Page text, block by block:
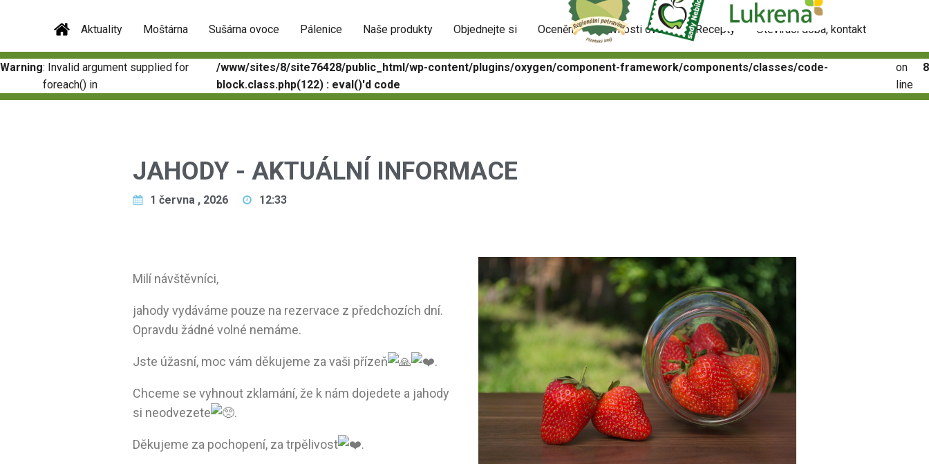
Aktuality Moštárna Sušárna ovoce Pálenice Naše produkty Objednejte si Ocenění Slavnosti ovoce Recepty Otevírací doba, kontakt
Warning: Invalid argument supplied for
foreach() in
/www/sites/8/site76428/public_html/wp-content/plugins/oxygen/component-framework/components/classes/code-
block.class.php(122) : eval()'d code
on
line
8
JAHODY - AKTUÁLNÍ INFORMACE
1 června , 2026 12:33
Milí návštěvníci,
jahody vydáváme pouze na rezervace z předchozích dní.
Opravdu žádné volné nemáme.
Jste úžasní, moc vám děkujeme za vaši přízeň .
Chceme se vyhnout zklamání, že k nám dojedete a jahody
si neodvezete
.
Děkujeme za pochopení, za trpělivost .